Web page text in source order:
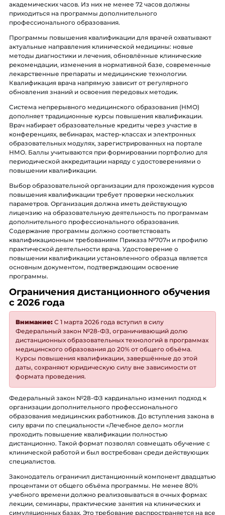
академических часов. Из них не менее 72 часов должны
приходиться на программы дополнительного
профессионального образования.
Программы повышения квалификации для врачей охватывают
актуальные направления клинической медицины: новые
методы диагностики и лечения, обновлённые клинические
рекомендации, изменения в нормативной базе, современные
лекарственные препараты и медицинские технологии.
Квалификация врача напрямую зависит от регулярного
обновления знаний и освоения передовых методик.
Система непрерывного медицинского образования (НМО)
дополняет традиционные курсы повышения квалификации.
Врач набирает образовательные кредиты через участие в
конференциях, вебинарах, мастер-классах и электронных
образовательных модулях, зарегистрированных на портале
НМО. Баллы учитываются при формировании портфолио для
периодической аккредитации наряду с удостоверениями о
повышении квалификации.
Выбор образовательной организации для прохождения курсов
повышения квалификации требует проверки нескольких
параметров. Организация должна иметь действующую
лицензию на образовательную деятельность по программам
дополнительного профессионального образования.
Содержание программы должно соответствовать
квалификационным требованиям Приказа №707н и профилю
практической деятельности врача. Удостоверение о
повышении квалификации установленного образца является
основным документом, подтверждающим освоение
программы.
Ограничения дистанционного обучения
с 2026 года
Внимание: С 1 марта 2026 года вступил в силу
Федеральный закон №28-ФЗ, ограничивающий долю
дистанционных образовательных технологий в программах
медицинского образования до 20% от общего объёма.
Курсы повышения квалификации, завершённые до этой
даты, сохраняют юридическую силу вне зависимости от
формата проведения.
Федеральный закон №28-ФЗ кардинально изменил подход к
организации дополнительного профессионального
образования медицинских работников. До вступления закона в
силу врачи по специальности «Лечебное дело» могли
проходить повышение квалификации полностью
дистанционно. Такой формат позволял совмещать обучение с
клинической работой и был востребован среди действующих
специалистов.
Законодатель ограничил дистанционный компонент двадцатью
процентами от общего объёма программы. Не менее 80%
учебного времени должно реализовываться в очных формах:
лекции, семинары, практические занятия на клинических и
симуляционных базах. Это требование распространяется на все